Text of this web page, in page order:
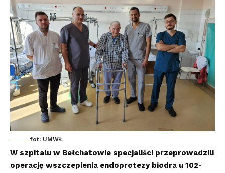
fot: UMWŁ
W szpitalu w Bełchatowie specjaliści przeprowadzili
operację wszczepienia endoprotezy biodra u 102-